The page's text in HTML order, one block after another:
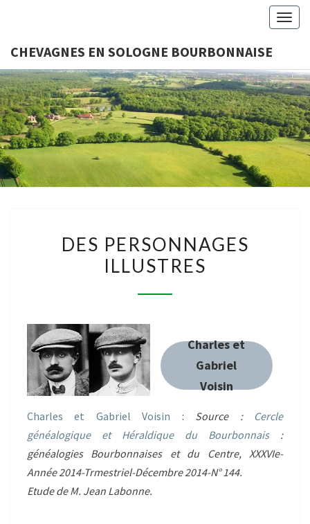
CHEVAGNES EN SOLOGNE BOURBONNAISE
Association
Loi 1901
PERSONNAGES
ILLUSTRES
DES PERSONNAGES
ILLUSTRES
Charles et
Gabriel
Voisin
Charles et Gabriel Voisin : Source : Cercle
généalogique et Héraldique du Bourbonnais:
généalogies Bourbonnaises et du Centre, XXXVIe-
Année 2014-Trmestriel-Décembre 2014-N° 144.
Etude de M. Jean Labonne.